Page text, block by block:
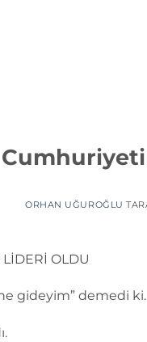
ORHAN UĞUROĞLU
OLDU
gideyim” demedi ki.